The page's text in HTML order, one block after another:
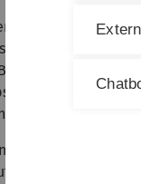
Blick nach vorn.
auf neue
von Opern,
er sich
Vertreter aus